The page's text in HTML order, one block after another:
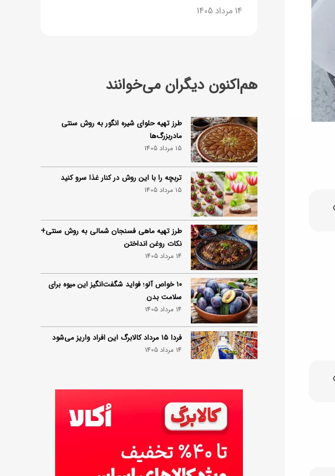
14 مرداد 1405
هم‌اکنون دیگران می‌خوانند
طرز تهیه حلوای شیره انگور به روش سنتی
مادربزرگ‌ها
15 مرداد 1405
تربچه را با این روش در کنار غذا سرو کنید
15 مرداد 1405
طرز تهیه ماهی فسنجان شمالی به روش سنتی+
نکات روغن انداختن
14 مرداد 1405
۱۰ خواص آلو؛ فواید شگفت‌انگیز این میوه برای
سلامت بدن
14 مرداد 1405
فردا ۱۵ مرداد کالابرگ این افراد واریز می‌شود
14 مرداد 1405
زمان شارژ کالابرگ تغییر کرد؛ جزئیات برنامه
جدید واریز اعتبار در مرداد
14 مرداد 1405
توصیه‌های مهم برای دفع انواع حشرات در خانه
14 مرداد 1405